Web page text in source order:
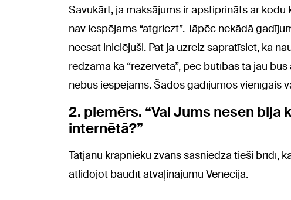
Savukārt, ja maksājums ir apstiprināts ar
nav iespējams “atgriezt”. Tāpēc nekādā
neesat iniciējuši. Pat ja uzreiz sapratīsiet, ka
redzamā kā “rezervēta”, pēc būtības tā jau
nebūs iespējams. Šādos gadījumos vienīgais
2. piemērs. “Vai Jums nesen
internētā?”
Tatjanu krāpnieku zvans sasniedza tieši brīdī,
atlidojot baudīt atvaļinājumu Venēcijā.